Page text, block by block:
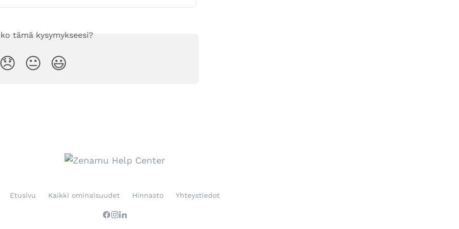
tämä kysymykseesi?
😞 😐 😃
Etusivu Kaikki ominaisuudet Hinnasto Yhteystiedot